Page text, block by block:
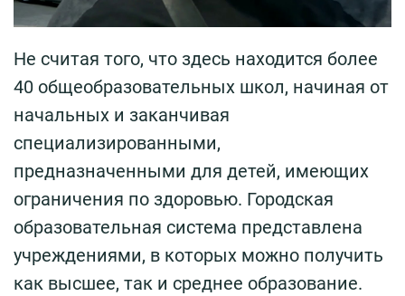
Не считая того, что здесь находится более
40 общеобразовательных школ, начиная от
начальных и заканчивая
специализированными,
предназначенными для детей, имеющих
ограничения по здоровью. Городская
образовательная система представлена
учреждениями, в которых можно получить
как высшее, так и среднее образование.